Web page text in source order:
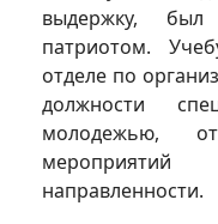
выдержку,
патриотом.
отделе по
должности
молодежью,
мероприятий
направленности.